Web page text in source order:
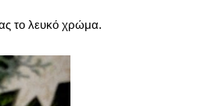
το λευκό χρώμα.